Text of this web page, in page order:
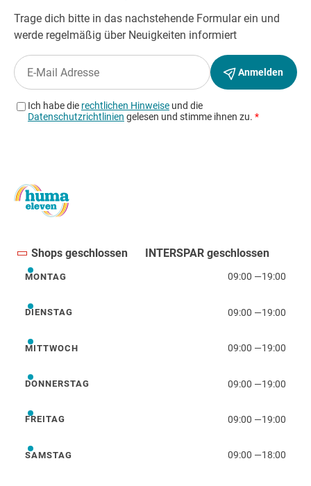
Shops geschlossen INTERSPAR geschlossen
Montag
MONTAG 09:00 —19:00
Dienstag
DIENSTAG 09:00 —19:00
Mittwoch
MITTWOCH 09:00 —19:00
Donnerstag
DONNERSTAG 09:00 —19:00
Freitag
FREITAG 09:00 —19:00
Samstag
SAMSTAG 09:00 —18:00